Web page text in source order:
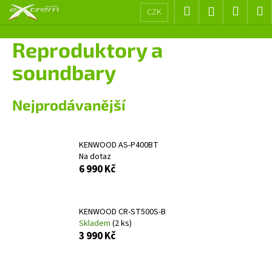
Přejít
CZK Hledat Přihlášení
košík
Reproduktory a
soundbary
Nejprodávanější
KENWOOD AS-P400BT
Na dotaz
6 990 Kč
KENWOOD CR-ST500S-B
Skladem (2 ks)
3 990 Kč
š
C
o
p
o